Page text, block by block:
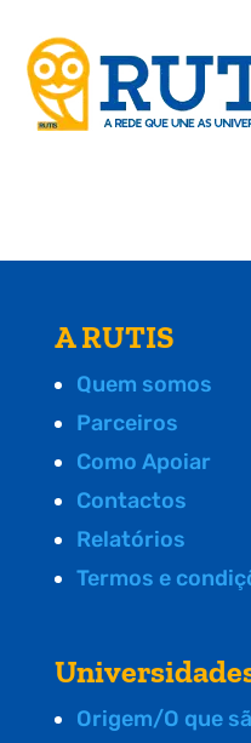
A RUTIS
Quem somos
Parceiros
Como Apoiar
Contactos
Relatórios
Termos e
Origem/O que